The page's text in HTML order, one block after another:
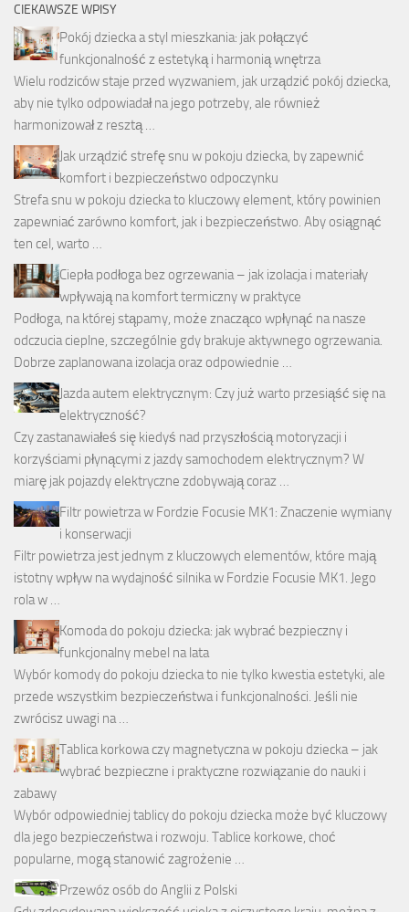
CIEKAWSZE WPISY
Pokój dziecka a styl mieszkania: jak połączyć
funkcjonalność z estetyką i harmonią wnętrza
Wielu rodziców staje przed wyzwaniem, jak urządzić pokój dziecka,
aby nie tylko odpowiadał na jego potrzeby, ale również
harmonizował z resztą …
Jak urządzić strefę snu w pokoju dziecka, by zapewnić
komfort i bezpieczeństwo odpoczynku
Strefa snu w pokoju dziecka to kluczowy element, który powinien
zapewniać zarówno komfort, jak i bezpieczeństwo. Aby osiągnąć
ten cel, warto …
Ciepła podłoga bez ogrzewania – jak izolacja i materiały
wpływają na komfort termiczny w praktyce
Podłoga, na której stąpamy, może znacząco wpłynąć na nasze
odczucia cieplne, szczególnie gdy brakuje aktywnego ogrzewania.
Dobrze zaplanowana izolacja oraz odpowiednie …
Jazda autem elektrycznym: Czy już warto przesiąść się na
elektryczność?
Czy zastanawiałeś się kiedyś nad przyszłością motoryzacji i
korzyściami płynącymi z jazdy samochodem elektrycznym? W
miarę jak pojazdy elektryczne zdobywają coraz …
Filtr powietrza w Fordzie Focusie MK1: Znaczenie wymiany
i konserwacji
Filtr powietrza jest jednym z kluczowych elementów, które mają
istotny wpływ na wydajność silnika w Fordzie Focusie MK1. Jego
rola w …
Komoda do pokoju dziecka: jak wybrać bezpieczny i
funkcjonalny mebel na lata
Wybór komody do pokoju dziecka to nie tylko kwestia estetyki, ale
przede wszystkim bezpieczeństwa i funkcjonalności. Jeśli nie
zwrócisz uwagi na …
Tablica korkowa czy magnetyczna w pokoju dziecka – jak
wybrać bezpieczne i praktyczne rozwiązanie do nauki i
zabawy
Wybór odpowiedniej tablicy do pokoju dziecka może być kluczowy
dla jego bezpieczeństwa i rozwoju. Tablice korkowe, choć
popularne, mogą stanowić zagrożenie …
Przewóz osób do Anglii z Polski